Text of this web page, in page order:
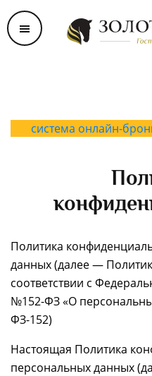
система онлайн-
Политика
данных (далее —
соответствии с
№152-ФЗ «О
ФЗ-152)
Настоящая Политика
персональных данных